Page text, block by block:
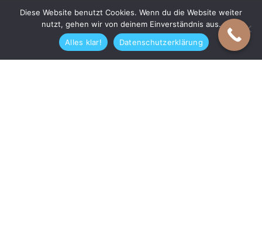
Startseite
Diese Website benutzt Cookies. Wenn du die Website weiter
nutzt, gehen wir von deinem Einverständnis aus.
Alles klar!
Datenschutzerklärung